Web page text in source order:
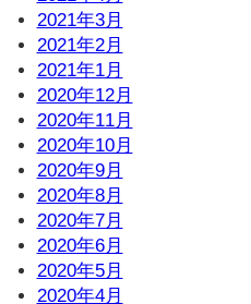
2021年3月
2021年2月
2021年1月
2020年12月
2020年11月
2020年10月
2020年9月
2020年8月
2020年7月
2020年6月
2020年5月
2020年4月